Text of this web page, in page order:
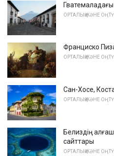
ОРТАЛЫҚ ЖӘНЕ
Франциско
ОРТАЛЫҚ ЖӘНЕ
Сан-Хосе,
ОРТАЛЫҚ ЖӘНЕ
Белиздің
сайттары
ОРТАЛЫҚ ЖӘНЕ